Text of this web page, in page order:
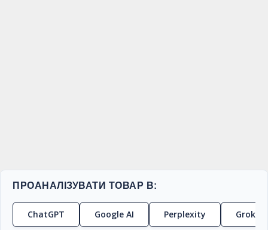
ПРОАНАЛІЗУВАТИ ТОВАР В:
ChatGPT Google AI Perplexity Grok